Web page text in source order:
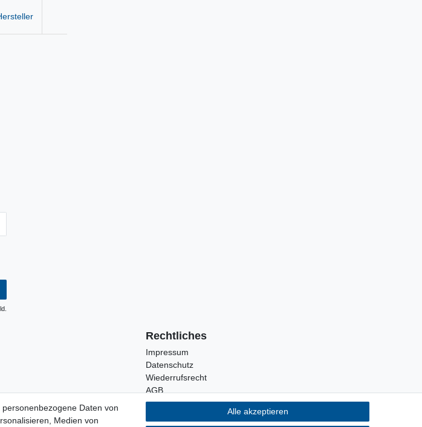
Rechtliches
Impressum
Datenschutz
Wiederrufsrecht
AGB
Daten von
Medien von
Alle akzeptieren